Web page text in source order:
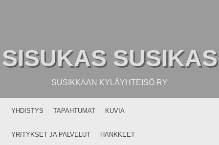
SISUKAS SUSIKAS
SUSIKKAAN KYLÄYHTEISÖ RY
MENU
SKIP TO CONTENT
YHDISTYS TAPAHTUMAT KUVIA
YRITYKSET JA PALVELUT HANKKEET